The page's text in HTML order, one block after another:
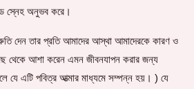
স্নেহ অনুভব করে।
দেন তার প্রতি আমাদের আস্থা আমাদেরকে কারণ ও
থেকে আশা করেন এমন জীবনযাপন করার জন্য
যে এটি পবিত্র আত্মার মাধ্যমে সম্পন্ন হয়। ) যে